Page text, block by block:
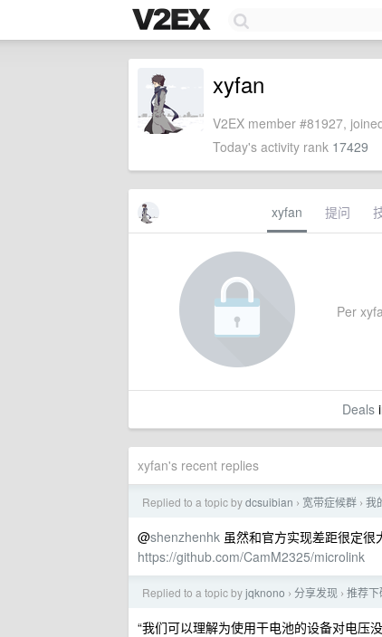
xyfan
V2EX member #81927,
Today's activity rank 17429
xyfan 提问
Per
Deals
xyfan's recent replies
Replied to a topic bydcsuibian › 宽带症候群 › 我
@shenzhenhk 虽然和官方实现差距很定
https://github.com/CamM2325/microlink
Replied to a topic byjqknono › 分享发现 › 推荐
“我们可以理解为使用干电池的设备对电压